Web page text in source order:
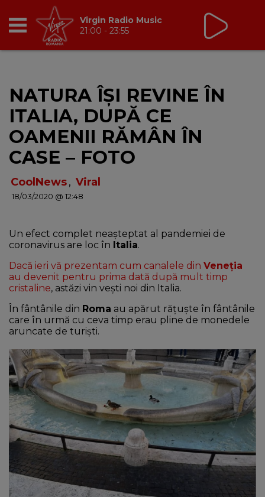
BREAKFAST
TIC TALK
CÂȘTIGĂ
HOT 30
NEWS
CONTUL MEU
Virgin Radio Music
21:00 - 23:55
NATURA ÎȘI REVINE ÎN
ITALIA, DUPĂ CE
OAMENII RĂMÂN ÎN
CASE – FOTO
CoolNews, Viral
18/03/2020 @ 12:48
Un efect complet neașteptat al pandemiei de
coronavirus are loc în Italia.
Dacă ieri vă prezentam cum canalele din Veneția
au devenit pentru prima dată după mult timp
cristaline, astăzi vin vești noi din Italia.
În fântânile din Roma au apărut rățuște în fântânile
care în urmă cu ceva timp erau pline de monedele
aruncate de turiști.